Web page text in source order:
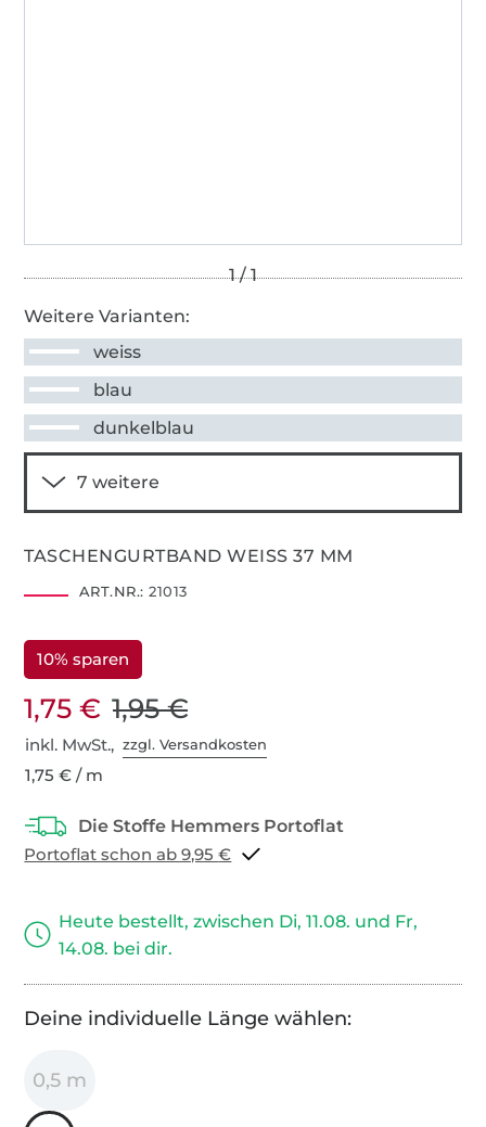
Weitere Varianten:
weiss
blau
dunkelblau
TASCHENGURTBAND WEISS 37 MM
ART.NR.: 21013
10% sparen
1,75 € 1,95 €
inkl. MwSt.,zzgl. Versandkosten
1,75 € / m
Portoflat schon ab 9,95 €
Heute bestellt, zwischen Di, 11.08. und Fr,
14.08. bei dir.
Deine individuelle Länge wählen:
0,5 m